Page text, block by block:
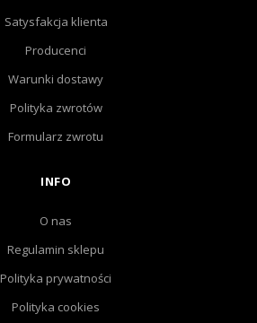
Satysfakcja klienta
Producenci
Warunki dostawy
Polityka zwrotów
Formularz zwrotu
INFO
O nas
Regulamin sklepu
Polityka prywatności
Polityka cookies